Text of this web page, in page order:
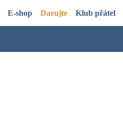
E-shop Darujte Klub přátel